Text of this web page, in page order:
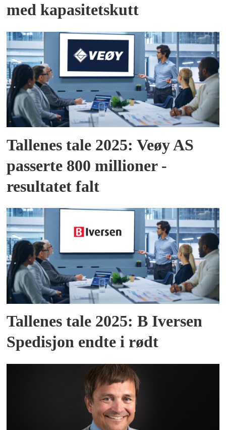
med kapasitetskutt
Tallenes tale 2025: Veøy AS
passerte 800 millioner -
resultatet falt
Tallenes tale 2025: B Iversen
Spedisjon endte i rødt